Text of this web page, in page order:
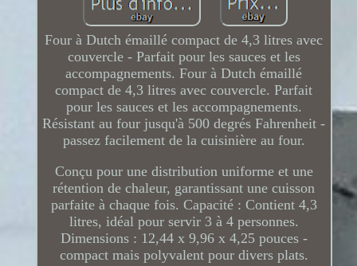
Four à Dutch émaillé compact de 4,3 litres avec
couvercle - Parfait pour les sauces et les
accompagnements. Four à Dutch émaillé
compact de 4,3 litres avec couvercle. Parfait
pour les sauces et les accompagnements.
Résistant au four jusqu'à 500 degrés Fahrenheit -
passez facilement de la cuisinière au four.
Conçu pour une distribution uniforme et une
rétention de chaleur, garantissant une cuisson
parfaite à chaque fois. Capacité : Contient 4,3
litres, idéal pour servir 3 à 4 personnes.
Dimensions : 12,44 x 9,96 x 4,25 pouces -
compact mais polyvalent pour divers plats.